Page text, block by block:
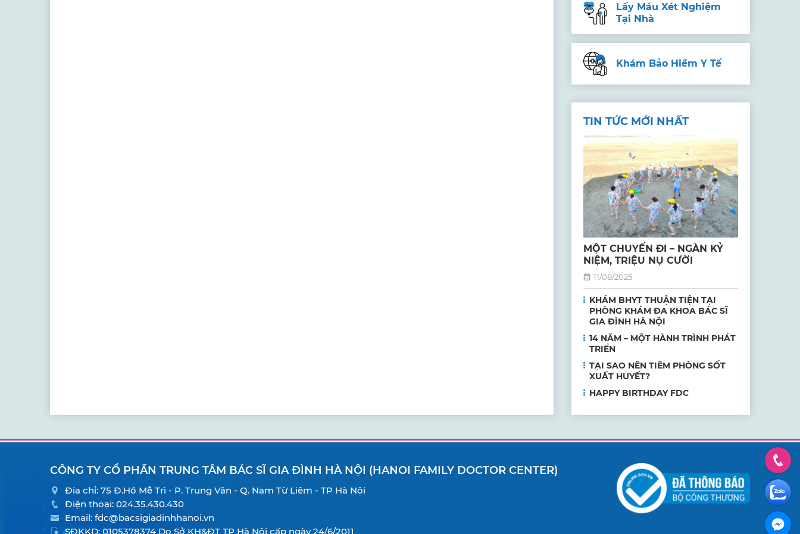
Lấy Máu Xét Nghiệm
Tại Nhà
Khám Bảo Hiểm Y Tế
TIN TỨC MỚI NHẤT
MỘT CHUYẾN ĐI – NGÀN KỶ
NIỆM, TRIỆU NỤ CƯỜI
11/08/2025
KHÁM BHYT THUẬN TIỆN TẠI
PHÒNG KHÁM ĐA KHOA BÁC SĨ
GIA ĐÌNH HÀ NỘI
14 NĂM – MỘT HÀNH TRÌNH PHÁT
TRIỂN
TẠI SAO NÊN TIÊM PHÒNG SỐT
XUẤT HUYẾT?
HAPPY BIRTHDAY FDC
CÔNG TY CỔ PHẦN TRUNG TÂM BÁC SĨ GIA ĐÌNH HÀ NỘI (HANOI FAMILY DOCTOR CENTER)
Địa chỉ: 75 Đ.Hồ Mễ Trì - P. Trung Văn - Q. Nam Từ Liêm - TP Hà Nội
Điện thoại: 024.35.430.430
Email: fdc@bacsigiadinhhanoi.vn
SĐKKD: 0105378374 Do Sở KH&ĐT TP Hà Nội cấp ngày 24/6/2011